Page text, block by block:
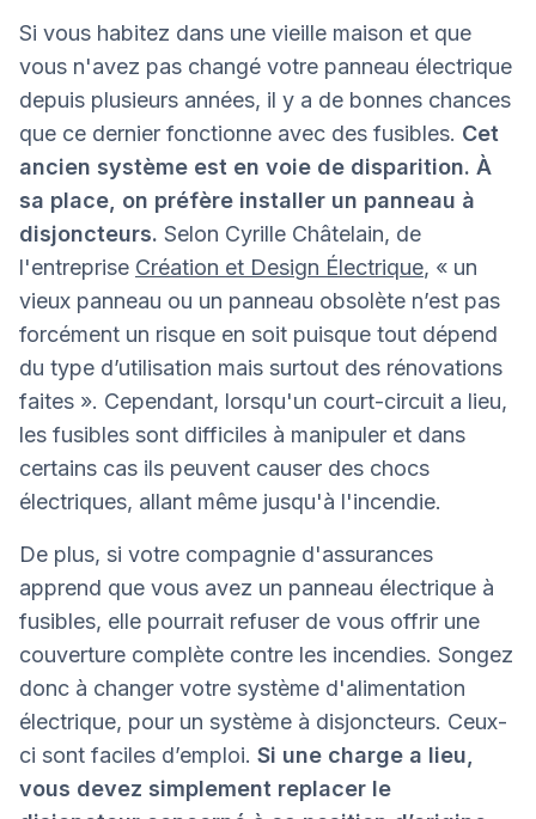
Si vous habitez dans une vieille maison et que
vous n'avez pas changé votre panneau électrique
depuis plusieurs années, il y a de bonnes chances
que ce dernier fonctionne avec des fusibles. Cet
ancien système est en voie de disparition. À
sa place, on préfère installer un panneau à
disjoncteurs. Selon Cyrille Châtelain, de
l'entreprise Création et Design Électrique, « un
vieux panneau ou un panneau obsolète n’est pas
forcément un risque en soit puisque tout dépend
du type d’utilisation mais surtout des rénovations
faites ». Cependant, lorsqu'un court-circuit a lieu,
les fusibles sont difficiles à manipuler et dans
certains cas ils peuvent causer des chocs
électriques, allant même jusqu'à l'incendie.
De plus, si votre compagnie d'assurances
apprend que vous avez un panneau électrique à
fusibles, elle pourrait refuser de vous offrir une
couverture complète contre les incendies. Songez
donc à changer votre système d'alimentation
électrique, pour un système à disjoncteurs. Ceux-
ci sont faciles d’emploi. Si une charge a lieu,
vous devez simplement replacer le